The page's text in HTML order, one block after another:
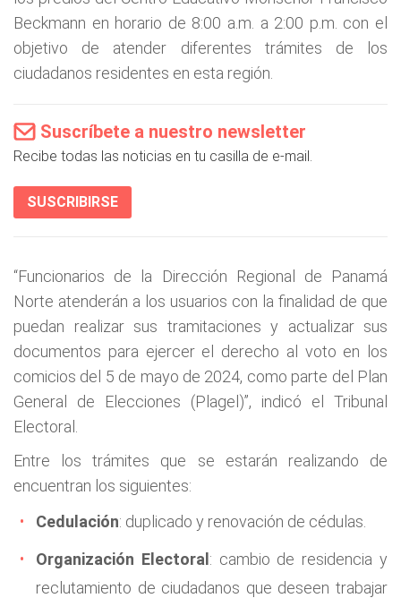
Beckmann en horario de 8:00 a.m. a 2:00 p.m. con el
objetivo de atender diferentes trámites de los
ciudadanos residentes en esta región.
Suscríbete a nuestro newsletter
Recibe todas las noticias en tu casilla de e-mail.
SUSCRIBIRSE
“Funcionarios de la Dirección Regional de Panamá
Norte atenderán a los usuarios con la finalidad de que
puedan realizar sus tramitaciones y actualizar sus
documentos para ejercer el derecho al voto en los
comicios del 5 de mayo de 2024, como parte del Plan
General de Elecciones (Plagel)”, indicó el Tribunal
Electoral.
Entre los trámites que se estarán realizando de
encuentran los siguientes:
Cedulación: duplicado y renovación de cédulas.
Organización Electoral : cambio de residencia y
reclutamiento de ciudadanos que deseen trabajar